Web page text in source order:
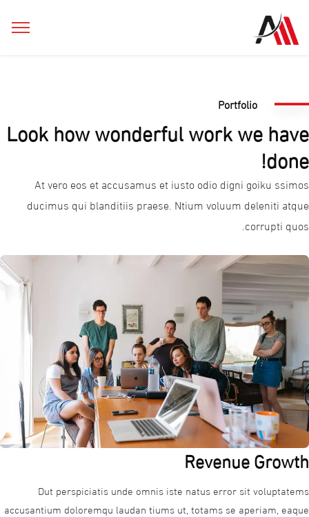
Portfolio
Look how wonderful work we have
done!
At vero eos et accusamus et iusto odio digni goiku ssimos
ducimus qui blanditiis praese. Ntium voluum deleniti atque
corrupti quos.
Revenue Growth
Dut perspiciatis unde omnis iste natus error sit voluptatems
accusantium doloremqu laudan tiums ut, totams se aperiam, eaque